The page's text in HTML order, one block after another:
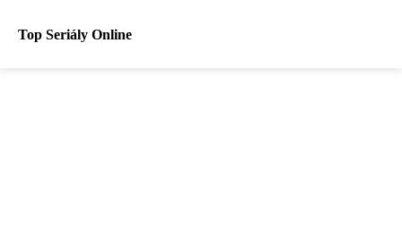
Top Seriály Online